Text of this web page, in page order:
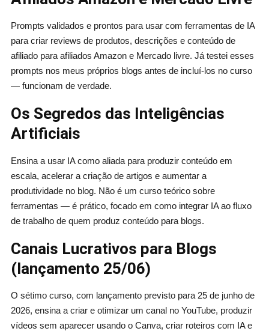
Prompts validados e prontos para usar com ferramentas de IA
para criar reviews de produtos, descrições e conteúdo de
afiliado para afiliados Amazon e Mercado livre. Já testei esses
prompts nos meus próprios blogs antes de incluí-los no curso
— funcionam de verdade.
Os Segredos das Inteligências
Artificiais
Ensina a usar IA como aliada para produzir conteúdo em
escala, acelerar a criação de artigos e aumentar a
produtividade no blog. Não é um curso teórico sobre
ferramentas — é prático, focado em como integrar IA ao fluxo
de trabalho de quem produz conteúdo para blogs.
Canais Lucrativos para Blogs
(lançamento 25/06)
O sétimo curso, com lançamento previsto para 25 de junho de
2026, ensina a criar e otimizar um canal no YouTube, produzir
vídeos sem aparecer usando o Canva, criar roteiros com IA e